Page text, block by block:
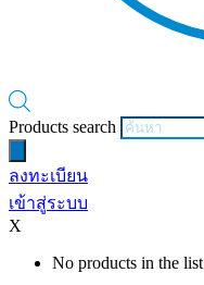
Products search
ลงทะเบียน
เข้าสู่ระบบ
X
No products in the list